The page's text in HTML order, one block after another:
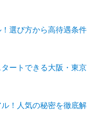
選び方から高待遇条件
ートできる大阪・東京
！人気の秘密を徹底解